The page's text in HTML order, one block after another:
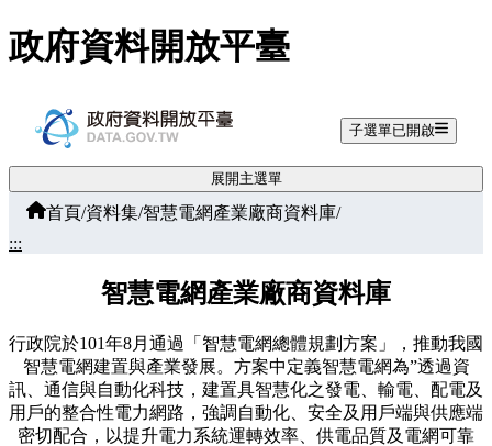
跳至主要內容
政府資料開放平臺
子選單已開啟
展開主選單
首頁/資料集/智慧電網產業廠商資料庫/
:::
智慧電網產業廠商資料庫
行政院於101年8月通過「智慧電網總體規劃方案」，推動我國
智慧電網建置與產業發展。方案中定義智慧電網為”透過資
訊、通信與自動化科技，建置具智慧化之發電、輸電、配電及
用戶的整合性電力網路，強調自動化、安全及用戶端與供應端
密切配合，以提升電力系統運轉效率、供電品質及電網可靠